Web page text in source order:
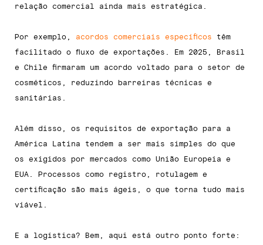
relação comercial ainda mais estratégica.
Por exemplo, acordos comerciais específicos têm
facilitado o fluxo de exportações. Em 2025, Brasil
e Chile firmaram um acordo voltado para o setor de
cosméticos, reduzindo barreiras técnicas e
sanitárias.
Além disso, os requisitos de exportação para a
América Latina tendem a ser mais simples do que
os exigidos por mercados como União Europeia e
EUA. Processos como registro, rotulagem e
certificação são mais ágeis, o que torna tudo mais
viável.
E a logística? Bem, aqui está outro ponto forte: